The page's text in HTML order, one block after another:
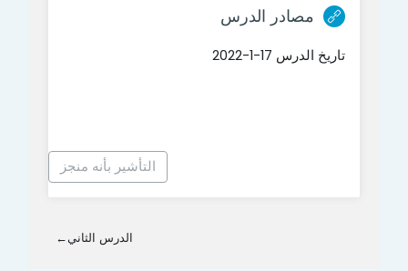
مصادر الدرس
تاريخ الدرس 17-1-2022
التأشير بأنه منجز
الدرس الثاني←